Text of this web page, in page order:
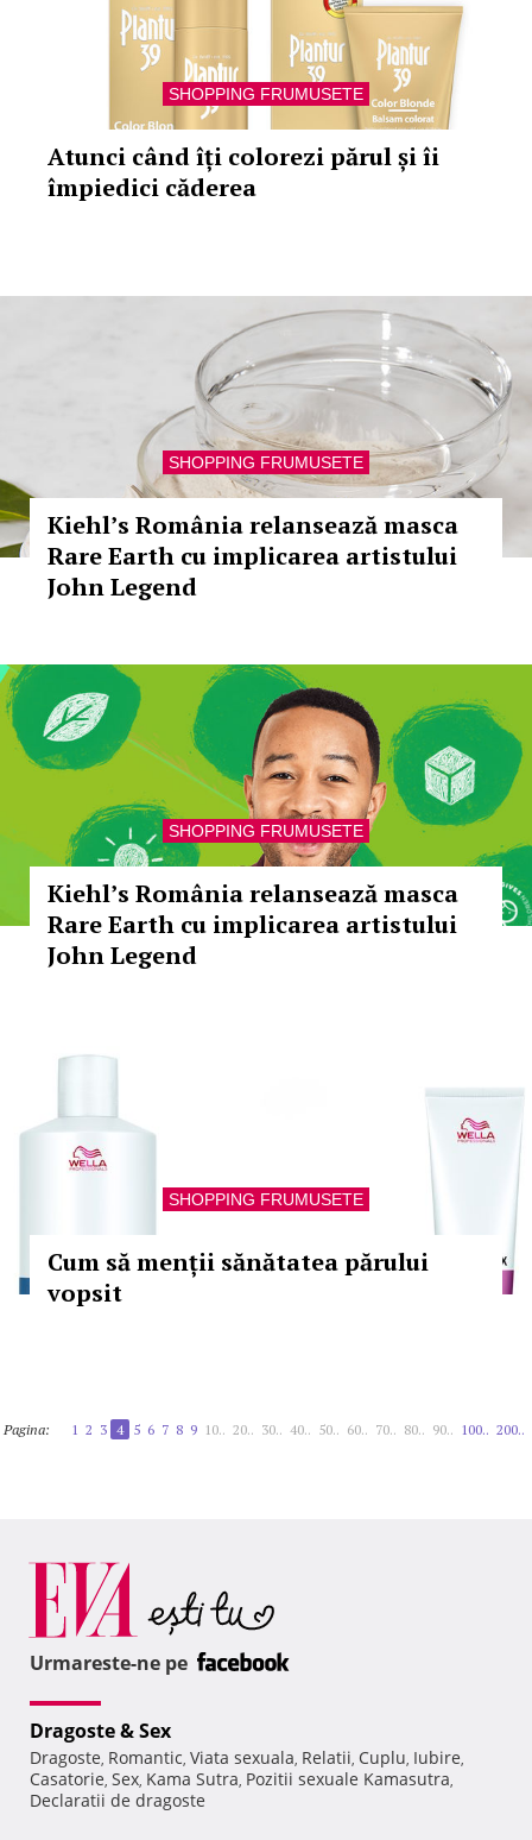
SHOPPING FRUMUSETE
Atunci când îți colorezi părul și îi
împiedici căderea
SHOPPING FRUMUSETE
Kiehl’s România relansează masca
Rare Earth cu implicarea artistului
John Legend
SHOPPING FRUMUSETE
Kiehl’s România relansează masca
Rare Earth cu implicarea artistului
John Legend
SHOPPING FRUMUSETE
Cum să menții sănătatea părului
vopsit
Pagina: 1 2 3 4 5 6 7 8 9 10.. 20.. 30.. 40.. 50.. 60.. 70.. 80.. 90.. 100.. 200..
Urmareste-ne pe
Dragoste & Sex
Dragoste, Romantic, Viata sexuala, Relatii, Cuplu, Iubire,
Casatorie, Sex, Kama Sutra, Pozitii sexuale Kamasutra,
Declaratii de dragoste